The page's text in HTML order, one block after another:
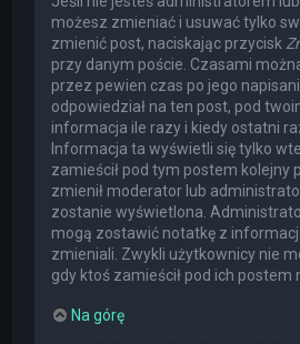
możesz zmieniać i usuwać tylko
zmienić post, naciskając przycisk
przy danym poście. Czasami
przez pewien czas po jego
odpowiedział na ten post, pod
informacja ile razy i kiedy ostatni
Informacja ta wyświetli się tylko
zamieścił pod tym postem kolejny
zmienił moderator lub
zostanie wyświetlona.
mogą zostawić notatkę z
zmieniali. Zwykli użytkownicy nie
gdy ktoś zamieścił pod ich postem
Na górę